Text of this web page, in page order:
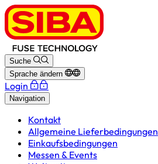
Suche
Sprache ändern
Login
Navigation
Kontakt
Allgemeine Lieferbedingungen
Einkaufsbedingungen
Messen & Events